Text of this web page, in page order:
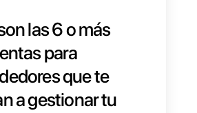
a continuación te
algunas
para